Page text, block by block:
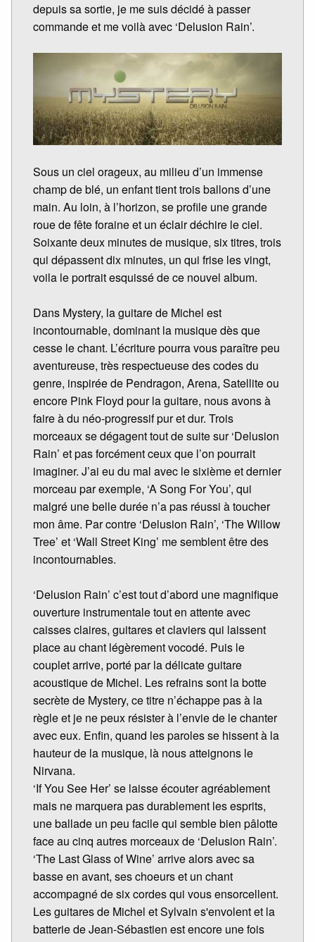
depuis sa sortie, je me suis décidé à passer
commande et me voilà avec ‘Delusion Rain’.
Sous un ciel orageux, au milieu d’un immense
champ de blé, un enfant tient trois ballons d’une
main. Au loin, à l’horizon, se profile une grande
roue de fête foraine et un éclair déchire le ciel.
Soixante deux minutes de musique, six titres, trois
qui dépassent dix minutes, un qui frise les vingt,
voila le portrait esquissé de ce nouvel album.
Dans Mystery, la guitare de Michel est
incontournable, dominant la musique dès que
cesse le chant. L’écriture pourra vous paraître peu
aventureuse, très respectueuse des codes du
genre, inspirée de Pendragon, Arena, Satellite ou
encore Pink Floyd pour la guitare, nous avons à
faire à du néo-progressif pur et dur. Trois
morceaux se dégagent tout de suite sur ‘Delusion
Rain’ et pas forcément ceux que l’on pourrait
imaginer. J’ai eu du mal avec le sixième et dernier
morceau par exemple, ‘A Song For You’, qui
malgré une belle durée n’a pas réussi à toucher
mon âme. Par contre ‘Delusion Rain’, ‘The Willow
Tree’ et ‘Wall Street King’ me semblent être des
incontournables.
‘Delusion Rain’ c’est tout d’abord une magnifique
ouverture instrumentale tout en attente avec
caisses claires, guitares et claviers qui laissent
place au chant légèrement vocodé. Puis le
couplet arrive, porté par la délicate guitare
acoustique de Michel. Les refrains sont la botte
secrète de Mystery, ce titre n’échappe pas à la
règle et je ne peux résister à l’envie de le chanter
avec eux. Enfin, quand les paroles se hissent à la
hauteur de la musique, là nous atteignons le
Nirvana.
‘If You See Her’ se laisse écouter agréablement
mais ne marquera pas durablement les esprits,
une ballade un peu facile qui semble bien pâlotte
face au cinq autres morceaux de ‘Delusion Rain’.
‘The Last Glass of Wine’ arrive alors avec sa
basse en avant, ses choeurs et un chant
accompagné de six cordes qui vous ensorcellent.
Les guitares de Michel et Sylvain s'envolent et la
batterie de Jean-Sébastien est encore une fois